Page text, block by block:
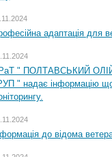
адаптація для
" ПОЛТАВСЬКИЙ
" надає інформацію
до відома